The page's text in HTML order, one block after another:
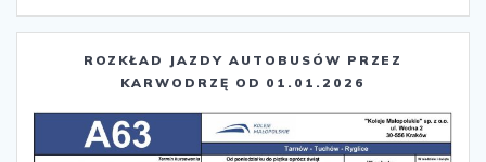
ROZKŁAD JAZDY AUTOBUSÓW PRZEZ
KARWODRZĘ OD 01.01.2026